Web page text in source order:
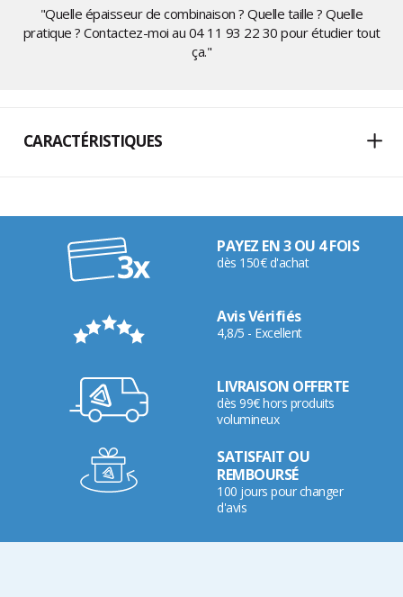
"Quelle épaisseur de combinaison ? Quelle taille ? Quelle
pratique ? Contactez-moi au 04 11 93 22 30 pour étudier tout
ça."
CARACTÉRISTIQUES
PAYEZ EN 3 OU 4 FOIS
dès 150€ d'achat
Avis Vérifiés
4,8/5 - Excellent
LIVRAISON OFFERTE
dès 99€ hors produits
volumineux
SATISFAIT OU
REMBOURSÉ
100 jours pour changer
d'avis